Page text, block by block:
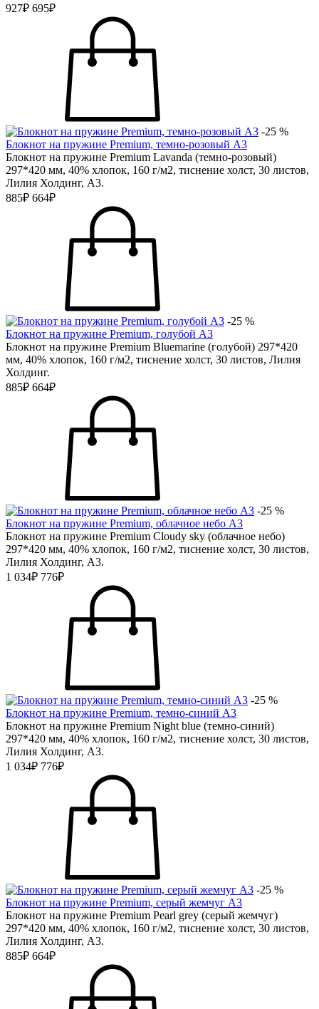
927₽ 695₽
-25 %
Блокнот на пружине Premium, темно-розовый А3
Блокнот на пружине Premium Lavanda (темно-розовый)
297*420 мм, 40% хлопок, 160 г/м2, тиснение холст, 30 листов,
Лилия Холдинг, А3.
885₽ 664₽
-25 %
Блокнот на пружине Premium, голубой А3
Блокнот на пружине Premium Bluemarine (голубой) 297*420
мм, 40% хлопок, 160 г/м2, тиснение холст, 30 листов, Лилия
Холдинг.
885₽ 664₽
-25 %
Блокнот на пружине Premium, облачное небо А3
Блокнот на пружине Premium Cloudy sky (облачное небо)
297*420 мм, 40% хлопок, 160 г/м2, тиснение холст, 30 листов,
Лилия Холдинг, А3.
1 034₽ 776₽
-25 %
Блокнот на пружине Premium, темно-синий А3
Блокнот на пружине Premium Night blue (темно-синий)
297*420 мм, 40% хлопок, 160 г/м2, тиснение холст, 30 листов,
Лилия Холдинг, А3.
1 034₽ 776₽
-25 %
Блокнот на пружине Premium, серый жемчуг А3
Блокнот на пружине Premium Pearl grey (серый жемчуг)
297*420 мм, 40% хлопок, 160 г/м2, тиснение холст, 30 листов,
Лилия Холдинг, А3.
885₽ 664₽